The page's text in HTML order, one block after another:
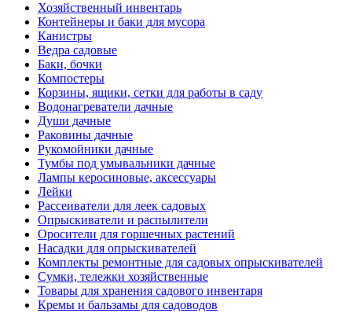
Хозяйственный инвентарь
Контейнеры и баки для мусора
Канистры
Ведра садовые
Баки, бочки
Компостеры
Корзины, ящики, сетки для работы в саду
Водонагреватели дачные
Души дачные
Раковины дачные
Рукомойники дачные
Тумбы под умывальники дачные
Лампы керосиновые, аксессуары
Лейки
Рассеиватели для леек садовых
Опрыскиватели и распылители
Оросители для горшечных растений
Насадки для опрыскивателей
Комплекты ремонтные для садовых опрыскивателей
Сумки, тележки хозяйственные
Товары для хранения садового инвентаря
Кремы и бальзамы для садоводов